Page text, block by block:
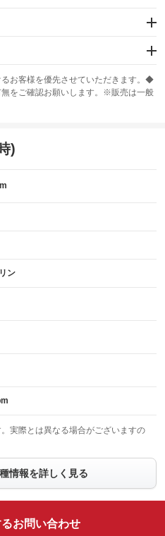
ABS
：装備なし
フロントカメラ
：装備なし
：装備なし
ルーフレール
：装備なし
るお客様を優先させていただきます。◆
をご確認お願いします。※販売は一般
)
ン
実際とは異なる場合がございますの
情報を詳しく見る
お問い合わせ